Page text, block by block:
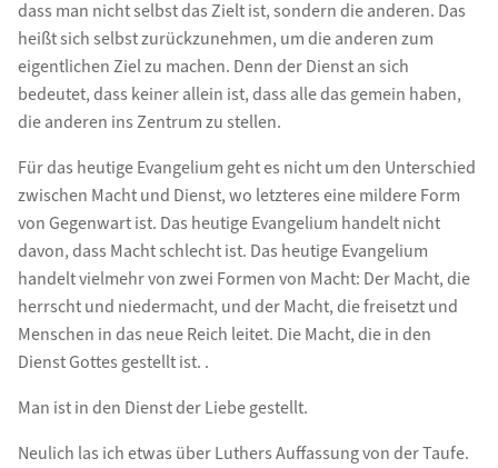
dass man nicht selbst das Zielt ist, sondern die anderen. Das
heißt sich selbst zurückzunehmen, um die anderen zum
eigentlichen Ziel zu machen. Denn der Dienst an sich
bedeutet, dass keiner allein ist, dass alle das gemein haben,
die anderen ins Zentrum zu stellen.
Für das heutige Evangelium geht es nicht um den Unterschied
zwischen Macht und Dienst, wo letzteres eine mildere Form
von Gegenwart ist. Das heutige Evangelium handelt nicht
davon, dass Macht schlecht ist. Das heutige Evangelium
handelt vielmehr von zwei Formen von Macht: Der Macht, die
herrscht und niedermacht, und der Macht, die freisetzt und
Menschen in das neue Reich leitet. Die Macht, die in den
Dienst Gottes gestellt ist. .
Man ist in den Dienst der Liebe gestellt.
Neulich las ich etwas über Luthers Auffassung von der Taufe.